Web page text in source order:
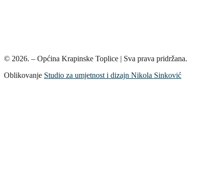
© 2026. – Općina Krapinske Toplice | Sva prava pridržana.
Oblikovanje Studio za umjetnost i dizajn Nikola Sinković